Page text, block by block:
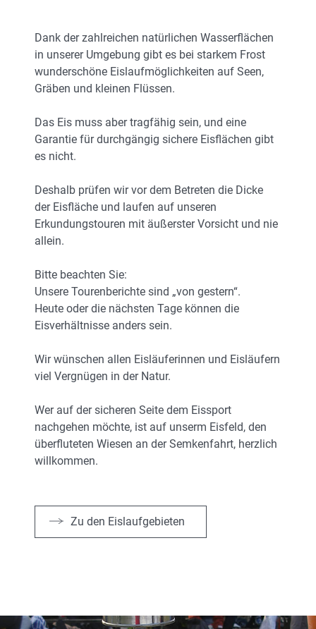
Dank der zahlreichen natürlichen Wasserflächen
in unserer Umgebung gibt es bei starkem Frost
wunderschöne Eislaufmöglichkeiten auf Seen,
Gräben und kleinen Flüssen.
Das Eis muss aber tragfähig sein, und eine
Garantie für durchgängig sichere Eisflächen gibt
es nicht.
Deshalb prüfen wir vor dem Betreten die Dicke
der Eisfläche und laufen auf unseren
Erkundungstouren mit äußerster Vorsicht und nie
allein.
Bitte beachten Sie:
Unsere Tourenberichte sind „von gestern“.
Heute oder die nächsten Tage können die
Eisverhältnisse anders sein.
Wir wünschen allen Eisläuferinnen und Eisläufern
viel Vergnügen in der Natur.
Wer auf der sicheren Seite dem Eissport
nachgehen möchte, ist auf unserm Eisfeld, den
überfluteten Wiesen an der Semkenfahrt, herzlich
willkommen.
Zu den Eislaufgebieten